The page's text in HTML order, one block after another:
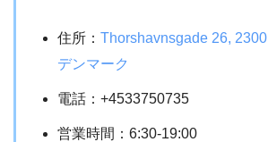
住所：Thorshavnsgade 26,
デンマーク
電話：+4533750735
営業時間：6:30-19:00